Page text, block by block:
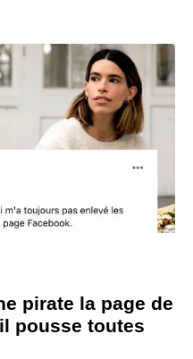
pirate la page de
pousse toutes